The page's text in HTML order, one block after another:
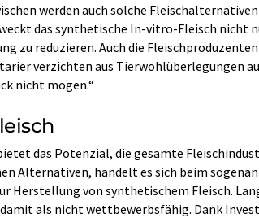
werden auch solche
das synthetische In-vitro-Fleisch nicht
zu reduzieren. Auch die
verzichten aus Tierwohlüberlegungen
nicht mögen.“
das Potenzial, die gesamte
Alternativen, handelt es sich beim
Herstellung von synthetischem Fleisch.
als nicht wettbewerbsfähig. Dank